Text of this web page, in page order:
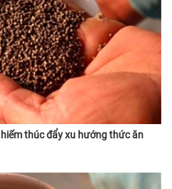
thúc đẩy xu hướng thức ăn